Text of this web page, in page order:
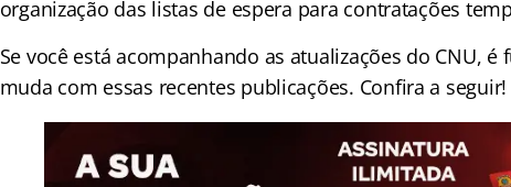
organização das listas de espera para contratações
Se você está acompanhando as atualizações do CNU,
muda com essas recentes publicações. Confira a seguir!